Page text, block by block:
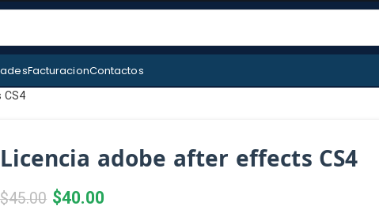
FacturacionContactos
Licencia adobe after effects CS4
$45.00 $40.00